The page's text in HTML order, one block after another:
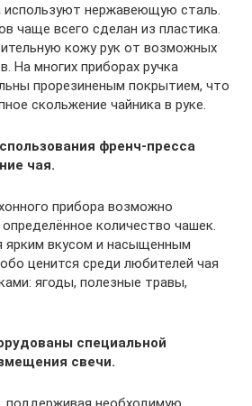
используют нержавеющую сталь.
чаще всего сделан из пластика.
кожу рук от возможных
На многих приборах ручка
прорезиненым покрытием, что
скольжение чайника в руке.
френч-пресса
чая.
прибора возможно
количество чашек.
ярким вкусом и насыщенным
ценится среди любителей чая
ягоды, полезные травы,
специальной
свечи.